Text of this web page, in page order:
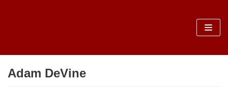
conținut
Adam DeVine